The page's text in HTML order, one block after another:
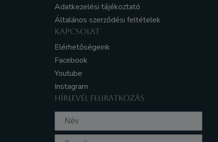
Adatkezelési tájékoztató
Általános szerződési feltételek
KAPCSOLAT
Elérhetőségeink
Facebook
Youtube
Instagram
HÍRLEVÉL FELIRATKOZÁS